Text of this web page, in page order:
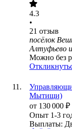
4.3
•
21 отзыв
посёлок
Алтуфьево
Можно без
Мытищи)
от 130 000 ₽
Опыт 1-3
Выплаты: